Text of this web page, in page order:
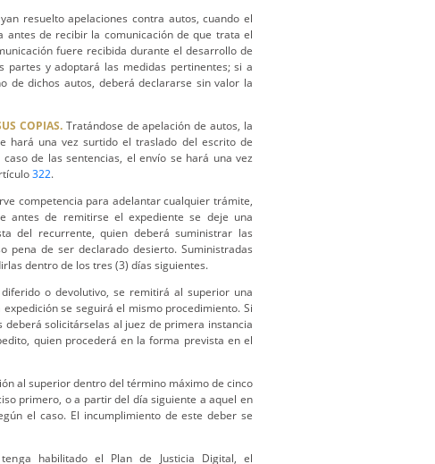
resuelto apelaciones contra autos, cuando el
de recibir la comunicación de que trata el
fuere recibida durante el desarrollo de
partes y adoptará las medidas pertinentes; si a
de dichos autos, deberá declararse sin valor la
COPIAS.Tratándose de apelación de autos, la
hará una vez surtido el traslado del escrito de
caso de las sentencias, el envío se hará una vez
322.
competencia para adelantar cualquier trámite,
antes de remitirse el expediente se deje una
del recurrente, quien deberá suministrar las
pena de ser declarado desierto. Suministradas
dentro de los tres (3) días siguientes.
o devolutivo, se remitirá al superior una
se seguirá el mismo procedimiento. Si
solicitárselas al juez de primera instancia
quien procederá en la forma prevista en el
al superior dentro del término máximo de cinco
primero, o a partir del día siguiente a aquel en
el caso. El incumplimiento de este deber se
habilitado el Plan de Justicia Digital, el